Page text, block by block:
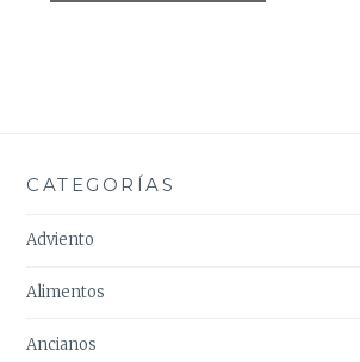
CATEGORÍAS
Adviento
Alimentos
Ancianos